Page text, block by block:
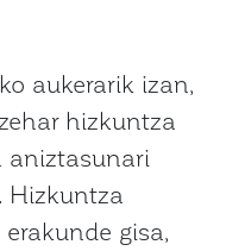
aukerarik izan,
hizkuntza
aniztasunari
Hizkuntza
gisa,